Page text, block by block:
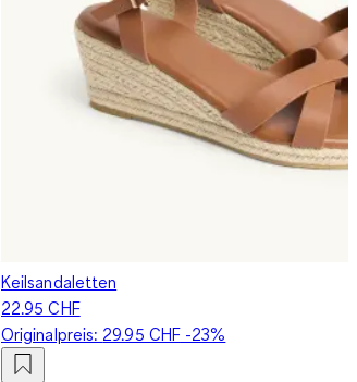
Keilsandaletten
22.95 CHF
Originalpreis: 29.95 CHF-23%